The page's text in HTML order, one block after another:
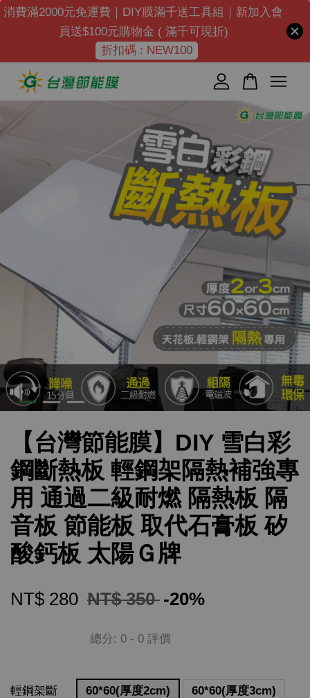
消費滿2000元免運費｜DIY膜滿千送工具組｜新加入會
員送$100元購物金 ( 滿千可現折)
折扣碼 : NEW100
【台灣節能膜】DIY 雪白彩
鋼斷熱板 輕鋼架隔熱補強專
用 通過二級耐燃 隔熱板 隔
音板 節能板 取代石膏板 矽
酸鈣板 太陽Ｇ牌
NT$ 280 NT$ 350 -20%
總分: 0 - 0 評價
輕鋼架斷
60*60(厚度2cm) 60*60(厚度3cm)
您的購物車目前還是空的。